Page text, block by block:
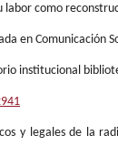
como
en Comunicación
institucional
y legales de la